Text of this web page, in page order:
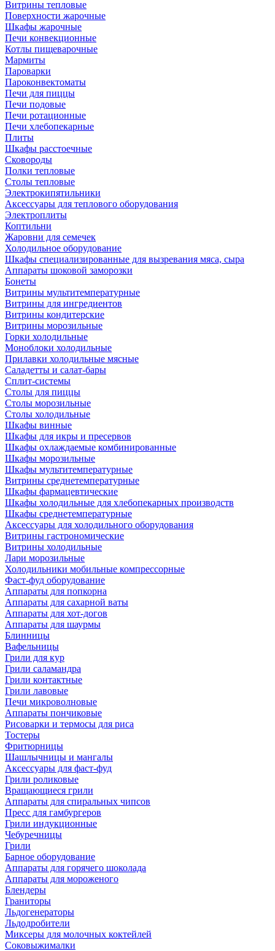
Витрины тепловые
Поверхности жарочные
Шкафы жарочные
Печи конвекционные
Котлы пищеварочные
Мармиты
Пароварки
Пароконвектоматы
Печи для пиццы
Печи подовые
Печи ротационные
Печи хлебопекарные
Плиты
Шкафы расстоечные
Сковороды
Полки тепловые
Столы тепловые
Электрокипятильники
Аксессуары для теплового оборудования
Электроплиты
Коптильни
Жаровни для семечек
Холодильное оборудование
Шкафы специализированные для вызревания мяса, сыра
Аппараты шоковой заморозки
Бонеты
Витрины мультитемпературные
Витрины для ингредиентов
Витрины кондитерские
Витрины морозильные
Горки холодильные
Моноблоки холодильные
Прилавки холодильные мясные
Саладетты и салат-бары
Сплит-системы
Столы для пиццы
Столы морозильные
Столы холодильные
Шкафы винные
Шкафы для икры и пресервов
Шкафы охлаждаемые комбинированные
Шкафы морозильные
Шкафы мультитемпературные
Витрины среднетемпературные
Шкафы фармацевтические
Шкафы холодильные для хлебопекарных производств
Шкафы среднетемпературные
Аксессуары для холодильного оборудования
Витрины гастрономические
Витрины холодильные
Лари морозильные
Холодильники мобильные компрессорные
Фаст-фуд оборудование
Аппараты для попкорна
Аппараты для сахарной ваты
Аппараты для хот-догов
Аппараты для шаурмы
Блинницы
Вафельницы
Грили для кур
Грили саламандра
Грили контактные
Грили лавовые
Печи микроволновые
Аппараты пончиковые
Рисоварки и термосы для риса
Тостеры
Фритюрницы
Шашлычницы и мангалы
Аксессуары для фаст-фуд
Грили роликовые
Вращающиеся грили
Аппараты для спиральных чипсов
Пресс для гамбургеров
Грили индукционные
Чебуречницы
Грили
Барное оборудование
Аппараты для горячего шоколада
Аппараты для мороженого
Блендеры
Граниторы
Льдогенераторы
Льдодробители
Миксеры для молочных коктейлей
Соковыжималки